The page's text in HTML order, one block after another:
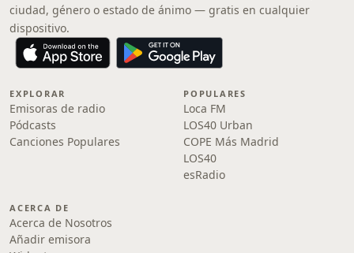
ciudad, género o estado de ánimo — gratis en cualquier
dispositivo.
EXPLORAR
Emisoras de radio
Pódcasts
Canciones Populares
POPULARES
Loca FM
LOS40 Urban
COPE Más Madrid
LOS40
esRadio
ACERCA DE
Acerca de Nosotros
Añadir emisora